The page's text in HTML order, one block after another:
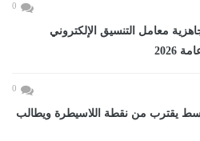
0
معامل التنسيق الإلكتروني
0
يقترب من نقطة اللاسيطرة ويطالب